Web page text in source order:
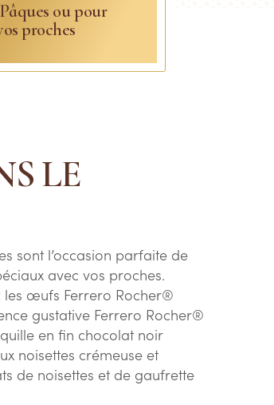
ou pour
proches
LE
sont l’occasion parfaite de
avec vos proches.
les œufs Ferrero Rocher®
gustative Ferrero Rocher®
en fin chocolat noir
noisettes crémeuse et
de noisettes et de gaufrette